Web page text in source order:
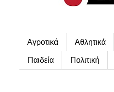
Αγροτικά Αθλητικά
Παιδεία Πολιτική